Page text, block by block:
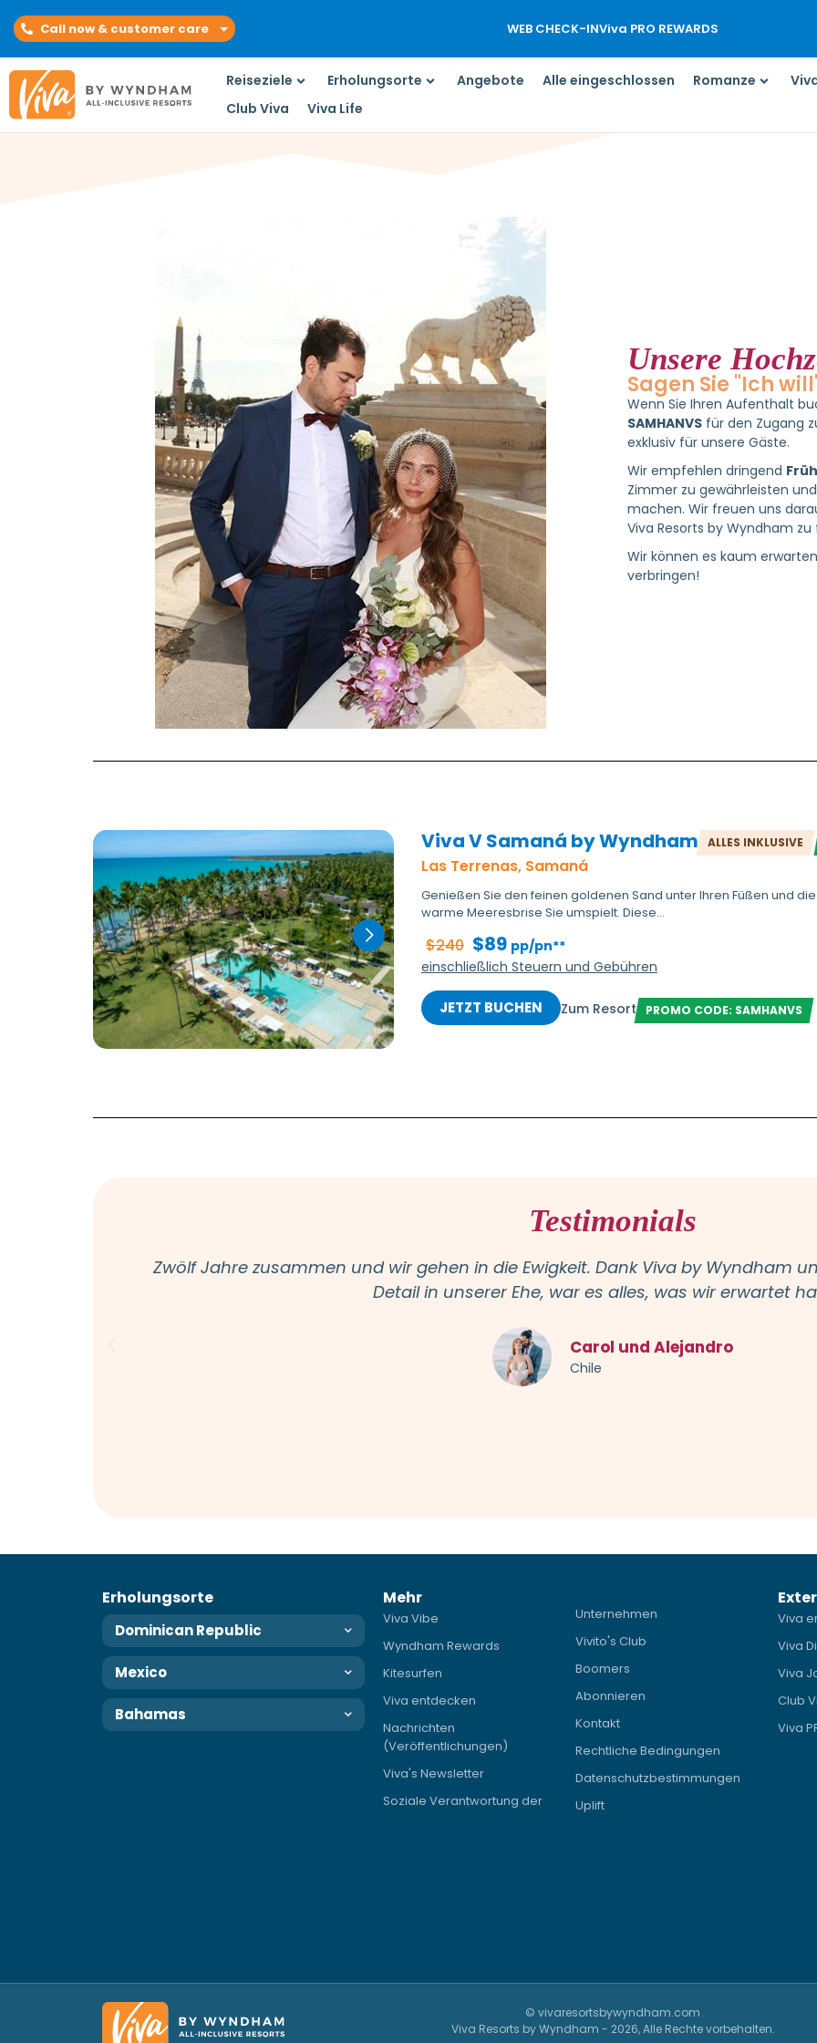
Call now & customer care WEB CHECK-INViva PRO REWARDS
Reiseziele Erholungsorte Angebote Alle eingeschlossen Romanze
Club Viva
Viva Life
0 0
Sam und Hanine
Dominikanische Republik
. Um
Unsere
Sagen Sie "Ich
Wenn Sie Ihren Aufenthalt
SAMHANVSfür den Zugang
exklusiv für unsere Gäste.
Wir empfehlen dringend
Zimmer zu gewährleisten
machen. Wir freuen uns
Viva Resorts by Wyndham zu
Wir können es kaum
verbringen!
Viva V Samaná by Wyndham
Las Terrenas, Samaná
ALLES INKLUSIVE
Genießen Sie den feinen goldenen Sand unter Ihren Füßen und
warme Meeresbrise Sie umspielt. Diese...
$240 $89 pp/pn**
einschließlich Steuern und Gebühren
JETZT BUCHEN Zum Resort PROMO CODE: SAMHANVS
Testimonials
Zwölf Jahre zusammen und wir gehen in die Ewigkeit. Dank Viva by Wyndham
Detail in unserer Ehe, war es alles, was wir erwartet
Carol und Alejandro
Chile
Erholungsorte
Dominican Republic
Mexico
Bahamas
Mehr
Viva Vibe
Wyndham Rewards
Kitesurfen
Viva entdecken
Nachrichten
(Veröffentlichungen)
Viva's Newsletter
Soziale Verantwortung der
Unternehmen
Vivito's Club
Boomers
Abonnieren
Kontakt
Rechtliche Bedingungen
Datenschutzbestimmungen
Uplift
Viva
Viva
Viva
Club
Viva
© vivaresortsbywyndham.com
Viva Resorts by Wyndham - 2026, Alle Rechte vorbehalten.